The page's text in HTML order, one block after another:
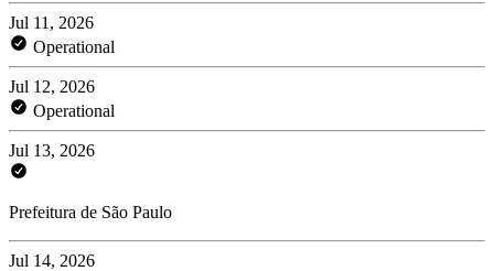
Jul 11, 2026
Operational
Jul 12, 2026
Operational
Jul 13, 2026
Prefeitura de São Paulo
Jul 14, 2026